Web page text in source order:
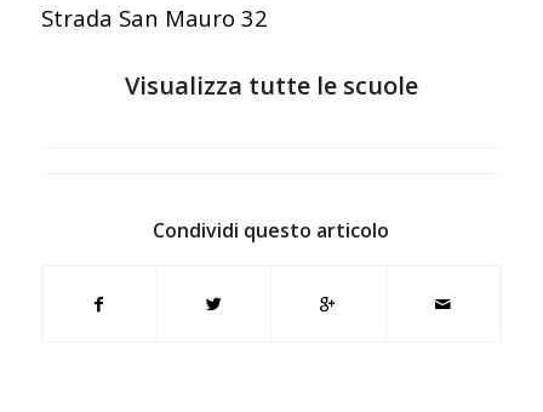
Strada San Mauro 32
Visualizza tutte le scuole
Condividi questo articolo